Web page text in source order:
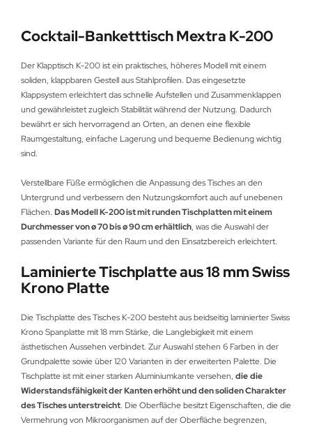
Cocktail-Banketttisch Mextra K-200
Der Klapptisch K-200 ist ein praktisches, höheres Modell mit einem
soliden, klappbaren Gestell aus Stahlprofilen. Das eingesetzte
Klappsystem erleichtert das schnelle Aufstellen und Zusammenklappen
und gewährleistet zugleich Stabilität während der Nutzung. Dadurch
bewährt er sich hervorragend an Orten, an denen eine flexible
Raumgestaltung, einfache Lagerung und bequeme Bedienung wichtig
sind.
Verstellbare Füße ermöglichen die Anpassung des Tisches an den
Untergrund und verbessern den Nutzungskomfort auch auf unebenen
Flächen. Das Modell K-200 ist mit runden Tischplatten mit einem
Durchmesser von ø 70 bis ø 90 cm erhältlich, was die Auswahl der
passenden Variante für den Raum und den Einsatzbereich erleichtert.
Laminierte Tischplatte aus 18 mm Swiss
Krono Platte
Die Tischplatte des Tisches K-200 besteht aus beidseitig laminierter Swiss
Krono Spanplatte mit 18 mm Stärke, die Langlebigkeit mit einem
ästhetischen Aussehen verbindet. Zur Auswahl stehen 6 Farben in der
Grundpalette sowie über 120 Varianten in der erweiterten Palette. Die
Tischplatte ist mit einer starken Aluminiumkante versehen, diedie
Widerstandsfähigkeit der Kanten erhöht und den soliden Charakter
des Tisches unterstreicht. Die Oberfläche besitzt Eigenschaften, die die
Vermehrung von Mikroorganismen auf der Oberfläche begrenzen,